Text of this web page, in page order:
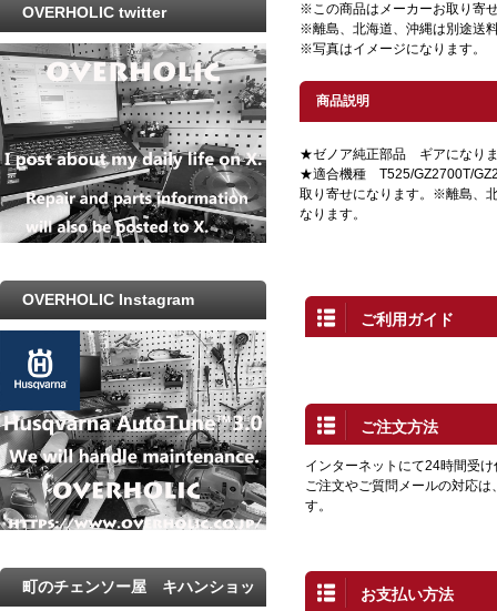
※この商品はメーカーお取り寄
※離島、北海道、沖縄は別途送
※写真はイメージになります。
商品説明
★ゼノア純正部品 ギアになり
★適合機種 T525/GZ2700T/
取り寄せになります。※離島、
なります。
ご利用ガイド
ご注文方法
インターネットにて24時間受
ご注文やご質問メールの対応
す。
お支払い方法
OVERHOLIC twitter
OVERHOLIC Instagram
町のチェンソー屋 キハンショッ